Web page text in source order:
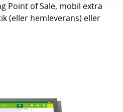
Point of Sale, mobil extra
(eller hemleverans) eller